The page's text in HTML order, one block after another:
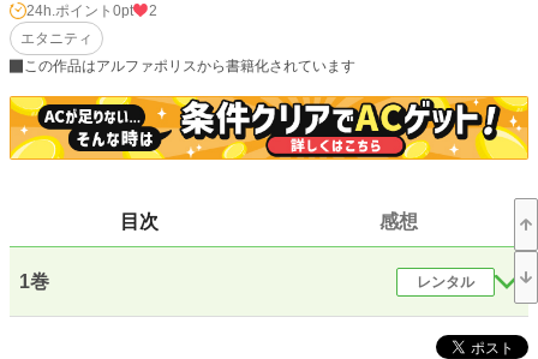
しつつも、次第に惹かれていく杏樹。ところがある日「お前の方こそ思わせぶり
だって気付け」と突然のキス！ 慣れない杏樹は戸惑うが、二度目のキスも抗え
なくて――!? イジワルな俺様御曹司に愛され尽くす、溺甘ラブコメ！
小説 228,878 位 / 228,878 件
恋愛 66,383 位 / 66,383 件
文字数(レンタル含む)
更新日時 2024.08.07 13:21
24h.ポイント 0pt
2
エタニティ
この作品はアルファポリスから書籍化されています
目次 感想
1巻 レンタル